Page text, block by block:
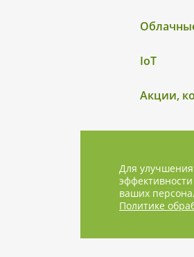
IoT
Акции,
Для
ваших
Политике